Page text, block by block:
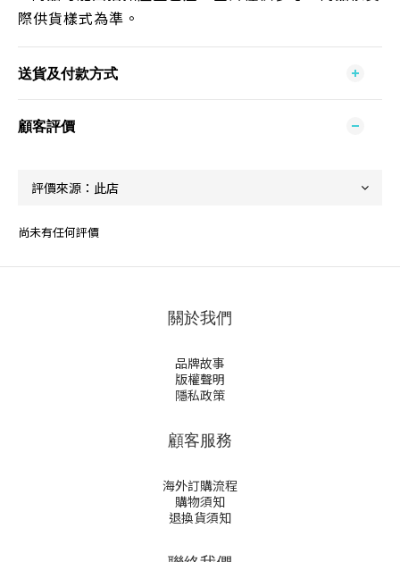
際供貨樣式為準。
送貨及付款方式
顧客評價
尚未有任何評價
關於我們
品牌故事
版權聲明
隱私政策
顧客服務
海外訂購流程
購物須知
退換貨須知